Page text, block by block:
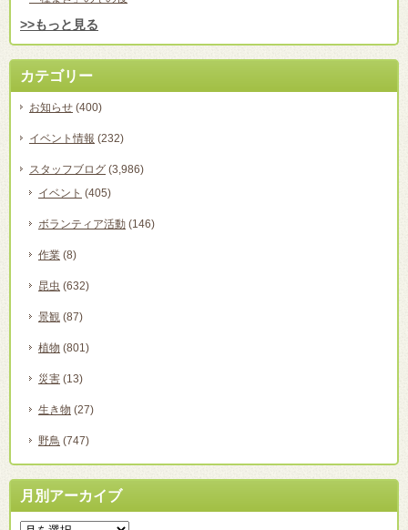
>>もっと見る
カテゴリー
お知らせ (400)
イベント情報 (232)
スタッフブログ (3,986)
イベント (405)
ボランティア活動 (146)
作業 (8)
昆虫 (632)
景観 (87)
植物 (801)
災害 (13)
生き物 (27)
野鳥 (747)
月別アーカイブ